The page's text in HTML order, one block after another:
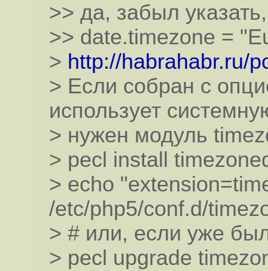
>> да, забыл
>> date.timezone =
> http://habrahabr.ru/
> Если собран с
использует
> нужен модуль
> pecl install
> echo
/etc/php5/conf.d/
> # или, если уже
> pecl upgrade